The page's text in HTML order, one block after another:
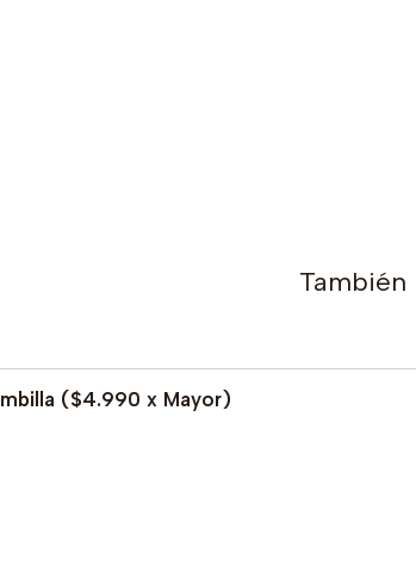
($4.990 x Mayor)